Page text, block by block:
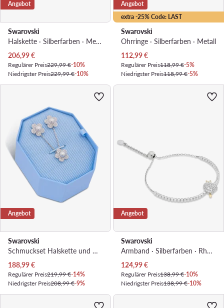
Angebot
Swarovski
Halskette · Silberfarben · Metall
Aktueller Preis
206,99€
Regulärer Preis229,99 €-10%
Niedrigster Preis229,99 €-10%
extra -25% Code: LAST
Angebot
Swarovski
Ohrringe · Silberfarben · Metall
Aktueller Preis
112,99€
Regulärer Preis118,99 €-5%
Niedrigster Preis118,99 €-5%
Angebot
Swarovski
Schmuckset Halskette und Ohrringe · Silberfarben · Metall
Aktueller Preis
188,99€
Regulärer Preis219,99 €-14%
Niedrigster Preis208,99 €-9%
Angebot
Swarovski
Armband · Silberfarben · Rhodiniertes Metall
Aktueller Preis
124,99€
Regulärer Preis138,99 €-10%
Niedrigster Preis138,99 €-10%